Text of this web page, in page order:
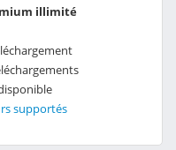
illimité
supportés